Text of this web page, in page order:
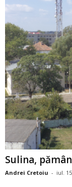
Sulina,
Andrei Cretoiu - iul.